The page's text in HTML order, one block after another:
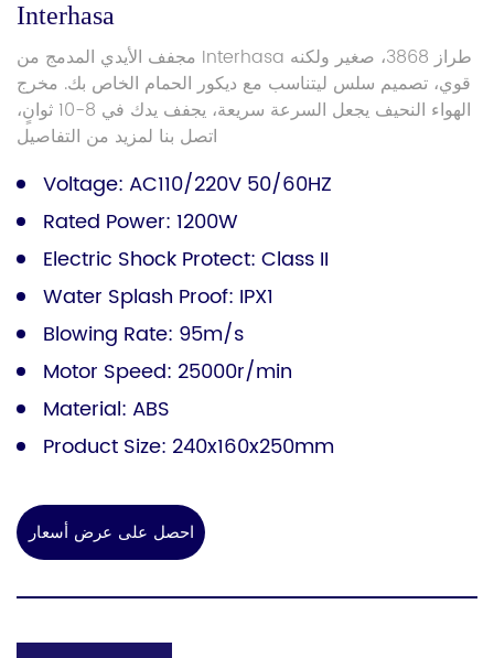
Interhasa
مجفف الأيدي المدمج من Interhasa طراز 3868، صغير ولكنه
قوي، تصميم سلس ليتناسب مع ديكور الحمام الخاص بك. مخرج
الهواء النحيف يجعل السرعة سريعة، يجفف يدك في 8-10 ثوانٍ،
اتصل بنا لمزيد من التفاصيل
Voltage: AC110/220V 50/60HZ
Rated Power: 1200W
Electric Shock Protect: Class II
Water Splash Proof: IPX1
Blowing Rate: 95m/s
Motor Speed: 25000r/min
Material: ABS
Product Size: 240x160x250mm
احصل على عرض أسعار